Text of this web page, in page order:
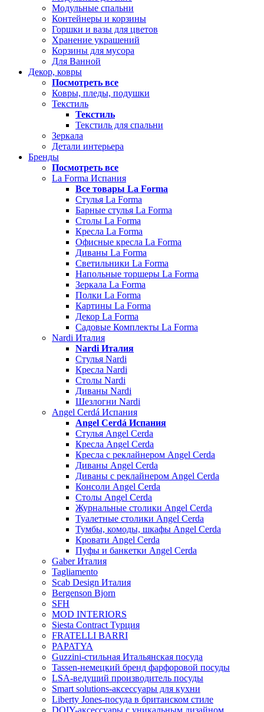
Модульные спальни
Контейнеры и корзины
Горшки и вазы для цветов
Хранение украшений
Корзины для мусора
Для Ванной
Декор, ковры
Посмотреть все
Ковры, пледы, подушки
Текстиль
Текстиль
Текстиль для спальни
Зеркала
Детали интерьера
Бренды
Посмотреть все
La Forma Испания
Все товары La Forma
Стулья La Forma
Барные стулья La Forma
Столы La Forma
Кресла La Forma
Офисные кресла La Forma
Диваны La Forma
Светильники La Forma
Напольные торшеры La Forma
Зеркала La Forma
Полки La Forma
Картины La Forma
Декор La Forma
Садовые Комплекты La Forma
Nardi Италия
Nardi Италия
Стулья Nardi
Кресла Nardi
Столы Nardi
Диваны Nardi
Шезлогни Nardi
Angel Cerdá Испания
Angel Cerdá Испания
Стулья Angel Cerda
Кресла Angel Cerda
Кресла с реклайнером Angel Cerda
Диваны Angel Cerda
Диваны с реклайнером Angel Cerda
Консоли Angel Cerda
Столы Angel Cerda
Журнальные столики Angel Cerda
Туалетные столики Angel Cerda
Тумбы, комоды, шкафы Angel Cerda
Кровати Angel Cerda
Пуфы и банкетки Angel Cerda
Gaber Италия
Tagliamento
Scab Design Италия
Bergenson Bjorn
SFH
MOD INTERIORS
Siesta Contract Турция
FRATELLI BARRI
PAPATYA
Guzzini-стильная Итальянская посуда
Tassen-немецкий бренд фарфоровой посуды
LSA-ведущий производитель посуды
Smart solutions-аксессуары для кухни
Liberty Jones-посуда в британском стиле